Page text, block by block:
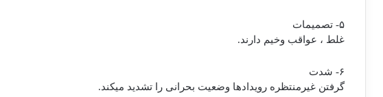
۵- تصمیمات
غلط ، عواقب وخیم دارند.
۶-
شدت
گرفتن غیرمنتظره رویدادها وضعیت بحرانی را تشدید می‏كند.